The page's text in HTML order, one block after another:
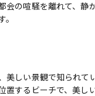
会の喧騒を離れて、静
美しい景観で知られて
置するビーチで、美し